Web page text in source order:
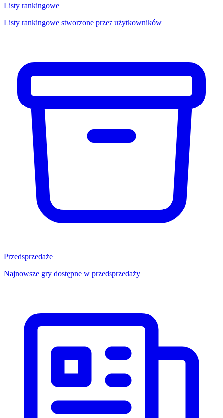
Listy rankingowe
Listy rankingowe stworzone przez użytkowników
Przedsprzedaże
Najnowsze gry dostępne w przedsprzedaży